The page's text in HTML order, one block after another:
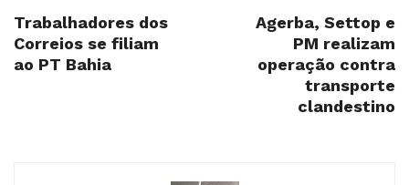
Trabalhadores dos
Correios se filiam
ao PT Bahia
Agerba, Settop e
PM realizam
operação contra
transporte
clandestino